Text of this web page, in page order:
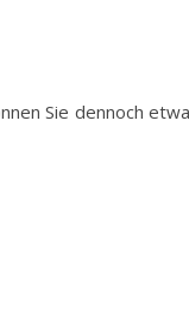
Sie dennoch